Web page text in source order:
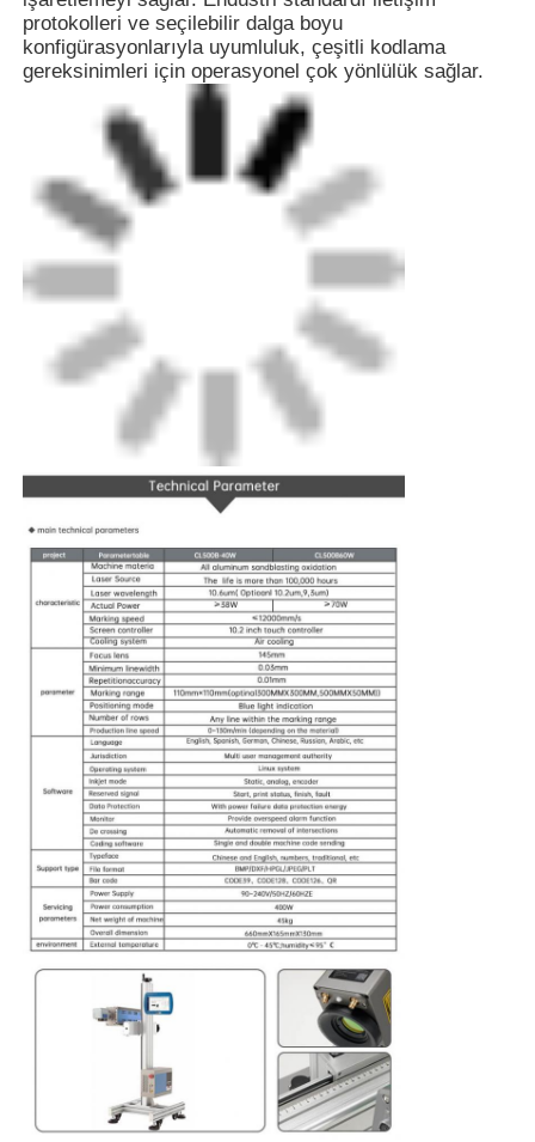
Fabrika turu
Kalite kontrol
Bize ulaşın
Haberler
Teklif isteği
Fiber Lazer İşaretleme Makinesi
Elde tutulabilen lazer işaretleme makinesi
CO2 Lazer İşaretleme Makinesi
UV Lazer İşaret Makinesi
Tj mürekkep püskürtücüsü
Endüstriyel mürekkep kartuşları
Kısayol taşıyıcı makinesi
Endüstriyel UV yazıcı
Sürekli mühürleme makinesi
protokolleri ve seçilebilir dalga boyu
konfigürasyonlarıyla uyumluluk, çeşitli kodlama
gereksinimleri için operasyonel çok yönlülük sağlar.